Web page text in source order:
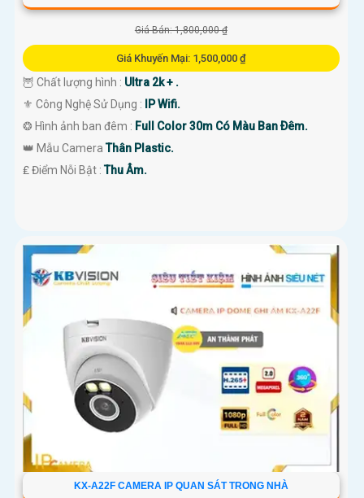
Giá Bán: 1,800,000 ₫
Giá Khuyến Mại: 1,500,000 ₫
🦉 Chất lượng hình : Ultra 2k + .
⚜️ Công Nghệ Sử Dụng :
IP Wifi.
❂ Hình ảnh ban đêm : Full Color 30m Có Màu Ban Ðêm.
👑 Mẫu CameraThân Plastic.
️₤ Điểm Nỗi Bật :Thu Âm.
KX-A22F CAMERA IP QUAN SÁT TRONG NHÀ